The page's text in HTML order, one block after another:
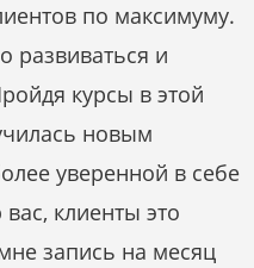
по максимуму.
развиваться и
курсы в этой
новым
уверенной в себе
клиенты это
запись на месяц